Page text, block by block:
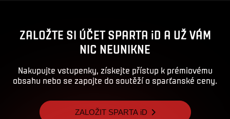
ZALOŽTE SI ÚČET SPARTA iD A UŽ VÁM
NIC NEUNIKNE
Nakupujte vstupenky, získejte přístup k prémiovému
obsahu nebo se zapojte do soutěží o sparťanské ceny.
ZALOŽIT SPARTA iD